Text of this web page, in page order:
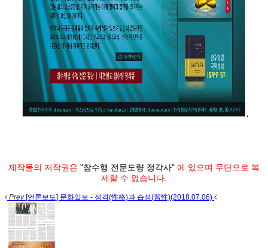
제작물의 저작권은 "참수행 전문도량 정각사" 에 있으며 무단으로 복
제할 수 없습니다.
Prev[언론보도] 문화일보 - 성격(性格)과 습성(習性)(2018.07.06)